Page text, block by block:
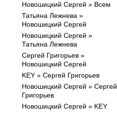
Новошицкий Сергей » Всем
Татьяна Лежнева »
Новошицкий Сергей
Новошицкий Сергей »
Татьяна Лежнева
Сергей Григорьев »
Новошицкий Сергей
KEY » Сергей Григорьев
Новошицкий Сергей » Сергей
Григорьев
Новошицкий Сергей » KEY